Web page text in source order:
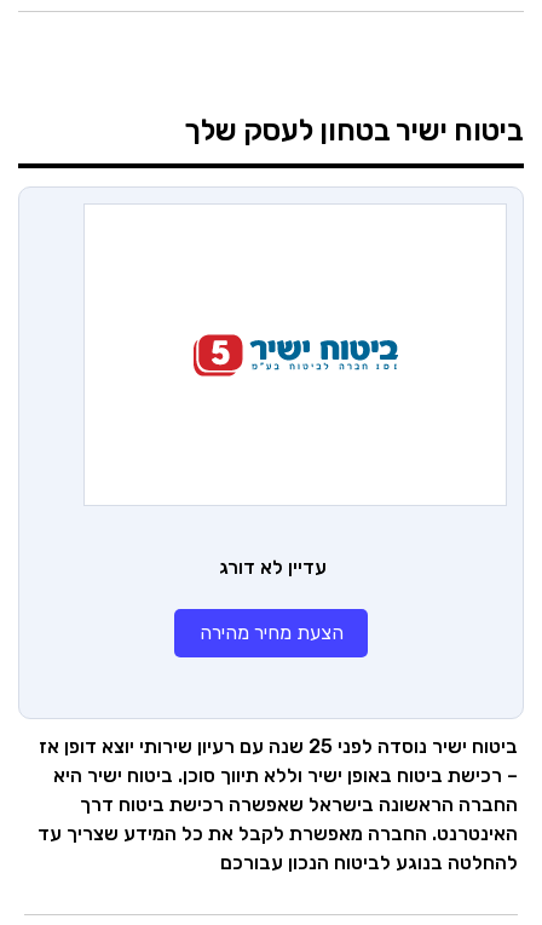
ביטוח ישיר בטחון לעסק שלך
עדיין לא דורג
הצעת מחיר מהירה
ביטוח ישיר נוסדה לפני 25 שנה עם רעיון שירותי יוצא דופן אז
– רכישת ביטוח באופן ישיר וללא תיווך סוכן. ביטוח ישיר היא
החברה הראשונה בישראל שאפשרה רכישת ביטוח דרך
האינטרנט. החברה מאפשרת לקבל את כל המידע שצריך עד
להחלטה בנוגע לביטוח הנכון עבורכם